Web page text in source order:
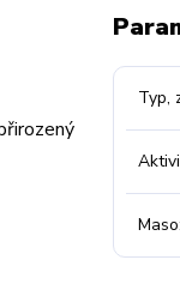
Typ,
Maso